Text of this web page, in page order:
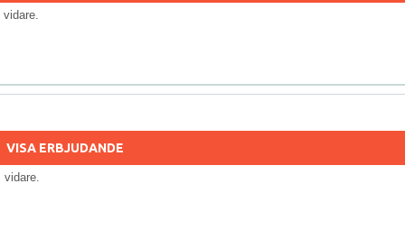
VISA ERBJUDANDE